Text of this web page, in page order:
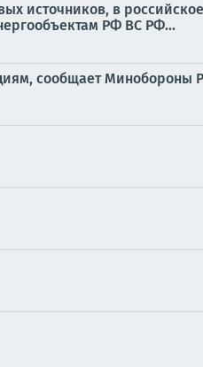
источников, в
РФ ВС РФ...
сообщает Минобороны